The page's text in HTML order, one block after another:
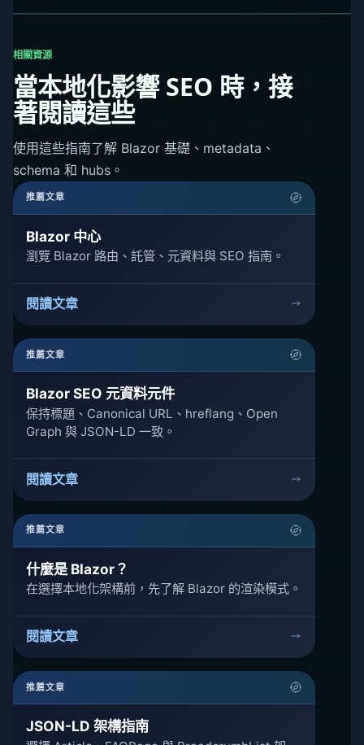
相關資源
當本地化影響 SEO 時，接
著閱讀這些
使用這些指南了解 Blazor 基礎、metadata、
schema 和 hubs。
推薦文章
Blazor 中心
瀏覽 Blazor 路由、託管、元資料與 SEO 指南。
閱讀文章
推薦文章
Blazor SEO 元資料元件
保持標題、Canonical URL、hreflang、Open
Graph 與 JSON-LD 一致。
閱讀文章
推薦文章
什麼是 Blazor？
在選擇本地化架構前，先了解 Blazor 的渲染模式。
閱讀文章
推薦文章
JSON-LD 架構指南